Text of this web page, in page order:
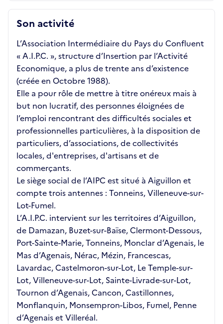
Son activité
L’Association Intermédiaire du Pays du Confluent
« A.I.P.C. », structure d’Insertion par l’Activité
Economique, a plus de trente ans d’existence
(créée en Octobre 1988).
Elle a pour rôle de mettre à titre onéreux mais à
but non lucratif, des personnes éloignées de
l’emploi rencontrant des difficultés sociales et
professionnelles particulières, à la disposition de
particuliers, d’associations, de collectivités
locales, d'entreprises, d'artisans et de
commerçants.
Le siège social de l’AIPC est situé à Aiguillon et
compte trois antennes : Tonneins, Villeneuve-sur-
Lot-Fumel.
L’A.I.P.C. intervient sur les territoires d’Aiguillon,
de Damazan, Buzet-sur-Baïse, Clermont-Dessous,
Port-Sainte-Marie, Tonneins, Monclar d’Agenais, le
Mas d’Agenais, Nérac, Mézin, Francescas,
Lavardac, Castelmoron-sur-Lot, Le Temple-sur-
Lot, Villeneuve-sur-Lot, Sainte-Livrade-sur-Lot,
Tournon d’Agenais, Cancon, Castillonnes,
Monflanquin, Monsempron-Libos, Fumel, Penne
d’Agenais et Villeréal.